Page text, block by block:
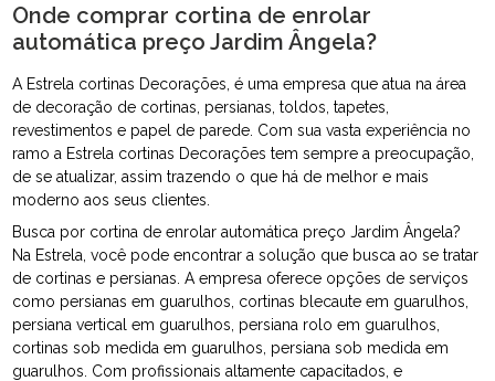
Onde comprar cortina de enrolar
automática preço Jardim Ângela?
A Estrela cortinas Decorações, é uma empresa que atua na área
de decoração de cortinas, persianas, toldos, tapetes,
revestimentos e papel de parede. Com sua vasta experiência no
ramo a Estrela cortinas Decorações tem sempre a preocupação,
de se atualizar, assim trazendo o que há de melhor e mais
moderno aos seus clientes.
Busca por cortina de enrolar automática preço Jardim Ângela?
Na Estrela, você pode encontrar a solução que busca ao se tratar
de cortinas e persianas. A empresa oferece opções de serviços
como persianas em guarulhos, cortinas blecaute em guarulhos,
persiana vertical em guarulhos, persiana rolo em guarulhos,
cortinas sob medida em guarulhos, persiana sob medida em
guarulhos. Com profissionais altamente capacitados, e